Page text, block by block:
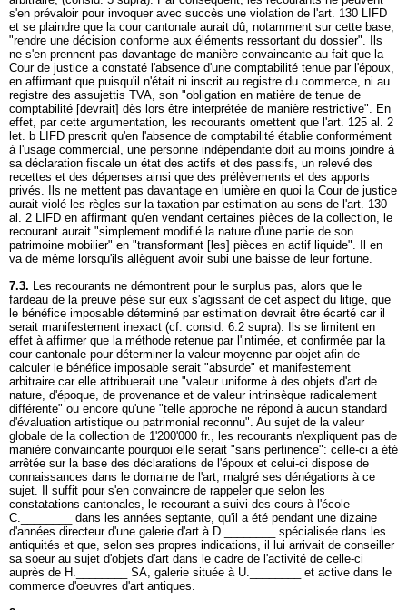
s'en prévaloir pour invoquer avec succès une violation de l'art. 130 LIFD
et se plaindre que la cour cantonale aurait dû, notamment sur cette base,
"rendre une décision conforme aux éléments ressortant du dossier". Ils
ne s'en prennent pas davantage de manière convaincante au fait que la
Cour de justice a constaté l'absence d'une comptabilité tenue par l'époux,
en affirmant que puisqu'il n'était ni inscrit au registre du commerce, ni au
registre des assujettis TVA, son "obligation en matière de tenue de
comptabilité [devrait] dès lors être interprétée de manière restrictive". En
effet, par cette argumentation, les recourants omettent que l'art. 125 al. 2
let. b LIFD prescrit qu'en l'absence de comptabilité établie conformément
à l'usage commercial, une personne indépendante doit au moins joindre à
sa déclaration fiscale un état des actifs et des passifs, un relevé des
recettes et des dépenses ainsi que des prélèvements et des apports
privés. Ils ne mettent pas davantage en lumière en quoi la Cour de justice
aurait violé les règles sur la taxation par estimation au sens de l'art. 130
al. 2 LIFD en affirmant qu'en vendant certaines pièces de la collection, le
recourant aurait "simplement modifié la nature d'une partie de son
patrimoine mobilier" en "transformant [les] pièces en actif liquide". Il en
va de même lorsqu'ils allèguent avoir subi une baisse de leur fortune.
7.3. Les recourants ne démontrent pour le surplus pas, alors que le
fardeau de la preuve pèse sur eux s'agissant de cet aspect du litige, que
le bénéfice imposable déterminé par estimation devrait être écarté car il
serait manifestement inexact (cf. consid. 6.2 supra). Ils se limitent en
effet à affirmer que la méthode retenue par l'intimée, et confirmée par la
cour cantonale pour déterminer la valeur moyenne par objet afin de
calculer le bénéfice imposable serait "absurde" et manifestement
arbitraire car elle attribuerait une "valeur uniforme à des objets d'art de
nature, d'époque, de provenance et de valeur intrinsèque radicalement
différente" ou encore qu'une "telle approche ne répond à aucun standard
d'évaluation artistique ou patrimonial reconnu". Au sujet de la valeur
globale de la collection de 1'200'000 fr., les recourants n'expliquent pas de
manière convaincante pourquoi elle serait "sans pertinence": celle-ci a été
arrêtée sur la base des déclarations de l'époux et celui-ci dispose de
connaissances dans le domaine de l'art, malgré ses dénégations à ce
sujet. Il suffit pour s'en convaincre de rappeler que selon les
constatations cantonales, le recourant a suivi des cours à l'école
C.________ dans les années septante, qu'il a été pendant une dizaine
d'années directeur d'une galerie d'art à D.________ spécialisée dans les
antiquités et que, selon ses propres indications, il lui arrivait de conseiller
sa soeur au sujet d'objets d'art dans le cadre de l'activité de celle-ci
auprès de H.________ SA, galerie située à U.________ et active dans le
commerce d'oeuvres d'art antiques.